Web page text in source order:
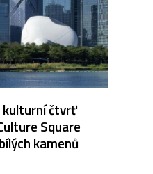
kulturní čtvrť
Square
kamenů